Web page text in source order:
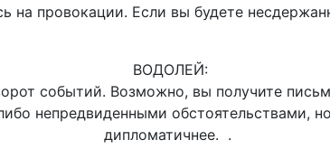
на провокации. Если вы будете
ВОДОЛЕЙ:
событий. Возможно, вы получите
непредвиденными обстоятельствами,
дипломатичнее. .